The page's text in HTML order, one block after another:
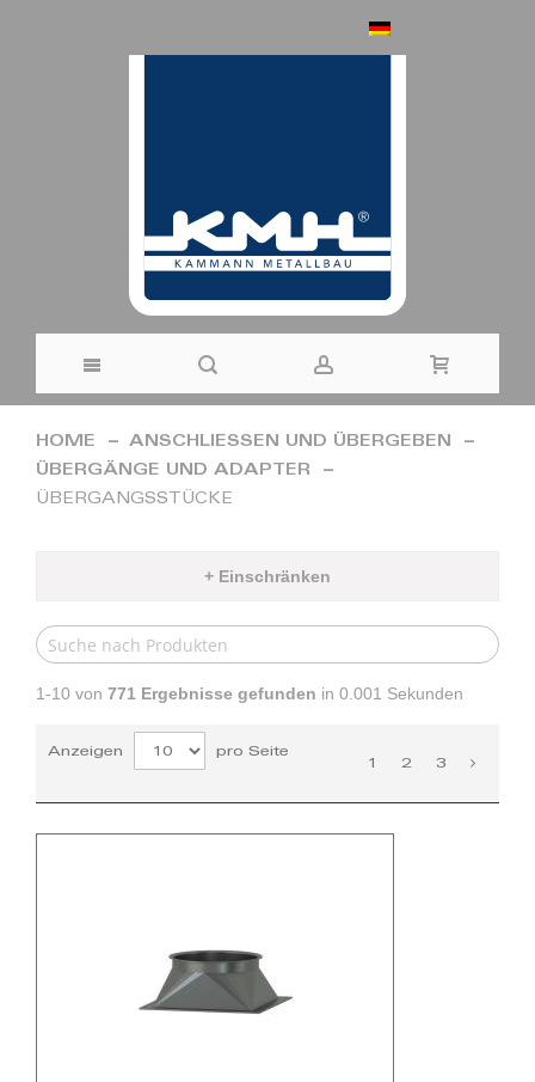
zum
HOME
ANSCHLIESSEN UND ÜBERGEBEN
ÜBERGÄNGE UND ADAPTER
ÜBERGANGSSTÜCKE
+ Einschränken
1-10 von 771 Ergebnisse gefunden in 0.001 Sekunden
Anzeigen
pro Seite
1
2 3